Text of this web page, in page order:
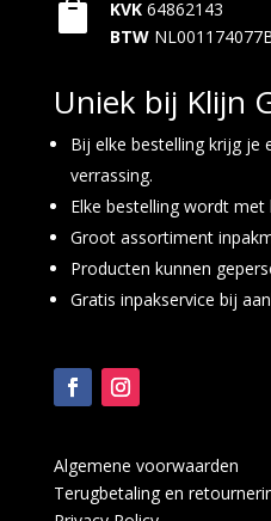
 KVK 64862143
BTW
Uniek bij Klijn
Bij elke bestelling krijg je
verrassing.
Elke bestelling wordt met
Groot assortiment
Producten kunnen
Gratis inpakservice bij
Algemene voorwaarden
Terugbetaling en